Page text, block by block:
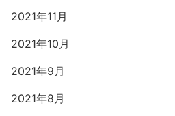
2021年11月
2021年10月
2021年9月
2021年8月